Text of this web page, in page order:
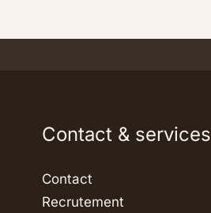
Contact & services
Contact
Recrutement